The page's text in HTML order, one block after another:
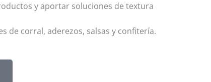
y aportar soluciones de textura
de corral, aderezos, salsas y confitería.